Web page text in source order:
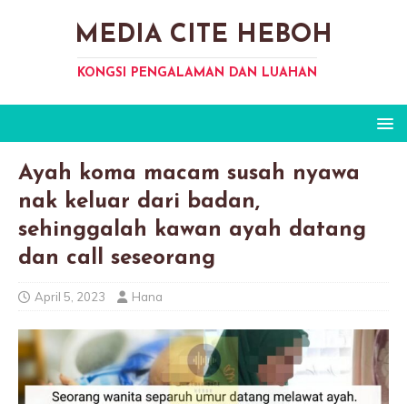
MEDIA CITE HEBOH
KONGSI PENGALAMAN DAN LUAHAN
Ayah koma macam susah nyawa
nak keluar dari badan,
sehinggalah kawan ayah datang
dan call seseorang
April 5, 2023 Hana